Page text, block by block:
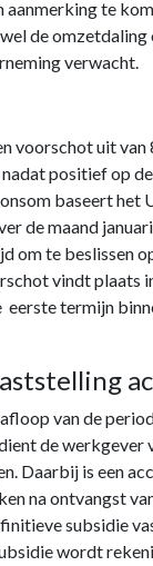
aanmerking te
de omzetdaling
verwacht.
voorschot uit van
positief op
baseert het
de maand
om te beslissen
vindt plaats
eerste termijn
van de
de werkgever
Daarbij is een
na ontvangst
subsidie
wordt